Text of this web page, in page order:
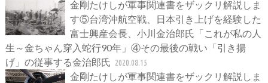
金剛たけしが軍事関連書をザックリ解説しま
す⑤台湾沖航空戦、日本引き上げを経験した
富士興産会長、小川金治郎氏「これが私の人
生～金ちゃん穿入蛇行90年」④その最後の戦い「引き揚
げ」の従事する金治郎氏 2020.08.15
金剛たけしが軍事関連書をザックリ解説しま